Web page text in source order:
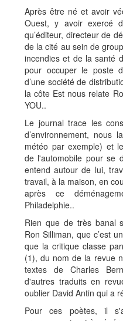
Après être né et avoir
Ouest, y avoir exercé
qu’éditeur, directeur de
de la cité au sein de
incendies et de la santé
pour occuper le poste
d’une société de
la côte Est nous relate
YOU..
Le journal trace les
d’environnement, nous
météo par exemple) et
de l'automobile pour se
entend autour de lui,
travail, à la maison, en
après ce
Philadelphie..
Rien que de très banal
Ron Silliman, que c’est
que la critique classe
(1), du nom de la revue
textes de Charles
d'autres traduits en
oublier David Antin qui a
Pour ces poètes, il